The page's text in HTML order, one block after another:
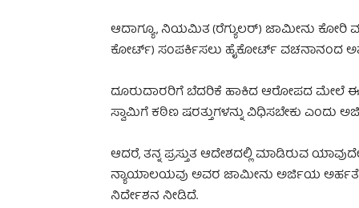
ಆದಾಗ್ಯೂ, ನಿಯಮಿತ (ರೆಗ್ಯುಲರ್) ಜಾಮೀನು ಕೋರಿ
ಕೋರ್ಟ್) ಸಂಪರ್ಕಿಸಲು ಹೈಕೋರ್ಟ್ ವಚನಾನಂದ
ದೂರುದಾರರಿಗೆ ಬೆದರಿಕೆ ಹಾಕಿದ ಆರೋಪದ ಮೇಲೆ
ಸ್ವಾಮಿಗೆ ಕಠಿಣ ಷರತ್ತುಗಳನ್ನು ವಿಧಿಸಬೇಕು ಎಂದು
ಆದರೆ, ತನ್ನ ಪ್ರಸ್ತುತ ಆದೇಶದಲ್ಲಿ ಮಾಡಿರುವ
ನ್ಯಾಯಾಲಯವು ಅವರ ಜಾಮೀನು ಅರ್ಜಿಯ
ನಿರ್ದೇಶನ ನೀಡಿದೆ.